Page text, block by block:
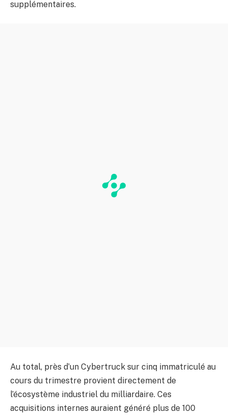
supplémentaires.
Au total, près d’un Cybertruck sur cinq immatriculé au
cours du trimestre provient directement de
l’écosystème industriel du milliardaire. Ces
acquisitions internes auraient généré plus de 100